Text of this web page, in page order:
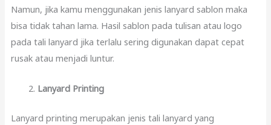
Namun, jika kamu menggunakan jenis lanyard sablon maka
bisa tidak tahan lama. Hasil sablon pada tulisan atau logo
pada tali lanyard jika terlalu sering digunakan dapat cepat
rusak atau menjadi luntur.
Lanyard Printing
Lanyard printing merupakan jenis tali lanyard yang